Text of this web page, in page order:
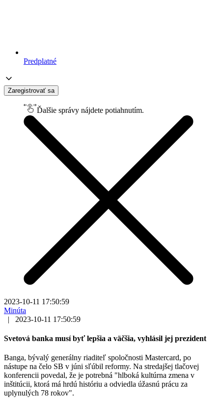
Predplatné
Zaregistrovať sa
Ďalšie správy nájdete potiahnutím.
2023-10-11 17:50:59
Minúta
|
2023-10-11 17:50:59
Svetová banka musí byť lepšia a väčšia, vyhlásil jej prezident
Banga, bývalý generálny riaditeľ spoločnosti Mastercard, po
nástupe na čelo SB v júni sľúbil reformy. Na stredajšej tlačovej
konferencii povedal, že je potrebná "hlboká kultúrna zmena v
inštitúcii, ktorá má hrdú históriu a odviedla úžasnú prácu za
uplynulých 78 rokov".